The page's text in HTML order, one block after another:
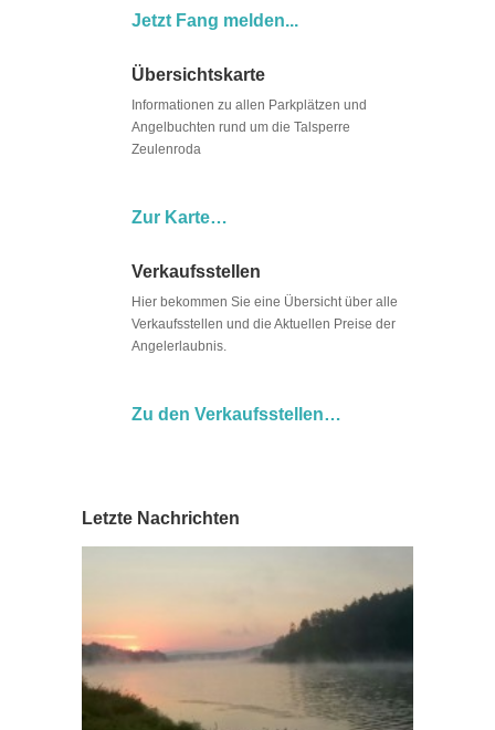
Jetzt Fang melden...
Übersichtskarte
Informationen zu allen Parkplätzen und
Angelbuchten rund um die Talsperre
Zeulenroda
Zur Karte…
Verkaufsstellen
Hier bekommen Sie eine Übersicht über alle
Verkaufsstellen und die Aktuellen Preise der
Angelerlaubnis.
Zu den Verkaufsstellen…
Letzte Nachrichten